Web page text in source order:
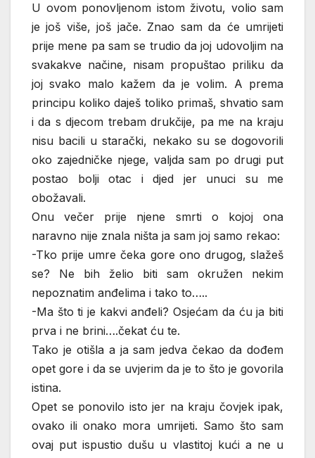
U ovom ponovljenom istom životu, volio sam
je još više, još jače. Znao sam da će umrijeti
prije mene pa sam se trudio da joj udovoljim na
svakakve načine, nisam propuštao priliku da
joj svako malo kažem da je volim. A prema
principu koliko daješ toliko primaš, shvatio sam
i da s djecom trebam drukčije, pa me na kraju
nisu bacili u starački, nekako su se dogovorili
oko zajedničke njege, valjda sam po drugi put
postao bolji otac i djed jer unuci su me
obožavali.
Onu večer prije njene smrti o kojoj ona
naravno nije znala ništa ja sam joj samo rekao:
-Tko prije umre čeka gore ono drugog, slažeš
se? Ne bih želio biti sam okružen nekim
nepoznatim anđelima i tako to…..
-Ma što ti je kakvi anđeli? Osjećam da ću ja biti
prva i ne brini….čekat ću te.
Tako je otišla a ja sam jedva čekao da dođem
opet gore i da se uvjerim da je to što je govorila
istina.
Opet se ponovilo isto jer na kraju čovjek ipak,
ovako ili onako mora umrijeti. Samo što sam
ovaj put ispustio dušu u vlastitoj kući a ne u